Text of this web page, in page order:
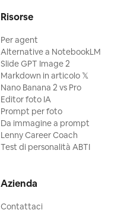
Risorse
Per agent
Alternative a NotebookLM
Slide GPT Image 2
Markdown in articolo 𝕏
Nano Banana 2 vs Pro
Editor foto IA
Prompt per foto
Da immagine a prompt
Lenny Career Coach
Test di personalità ABTI
Azienda
Contattaci